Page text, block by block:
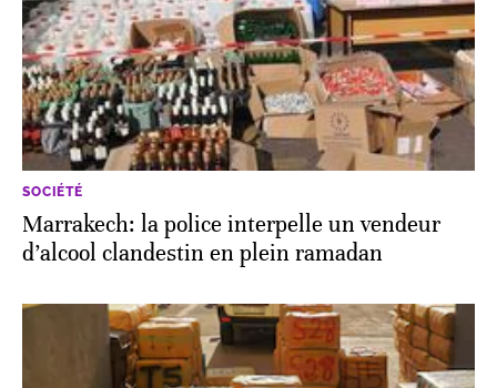
SOCIÉTÉ
Marrakech: la police interpelle un vendeur
d’alcool clandestin en plein ramadan